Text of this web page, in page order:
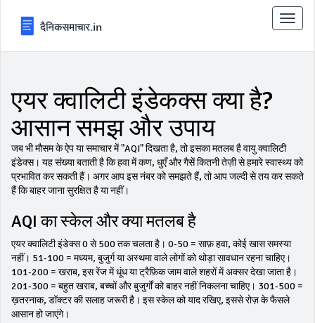
टॉगल
से
एयर क्वालिटी इंडेकक्स क्या है?
आसान समझ और उपाय
जब भी मौसम के ऐप या समाचार में "AQI" दिखता है, तो इसका मतलब है वायु क्वालिटी
इंडेक्स। यह संख्या बताती है कि हवा में कण, धुएँ और गैसें कितनी तेज़ी से हमारे स्वास्थ्य को
प्रभावित कर सकती हैं। अगर आप इस नंबर को समझते हैं, तो आप जल्दी से तय कर सकते
हैं कि बाहर जाना सुरक्षित है या नहीं।
AQI का स्केल और क्या मतलब है
एयर क्वालिटी इंडेक्स 0 से 500 तक चलता है। 0‑50 = साफ़ हवा, कोई खास समस्या
नहीं। 51‑100 = मध्यम, बुजुर्ग या अस्थमा वाले लोगों को थोड़ा सावधान रहना चाहिए।
101‑200 = खराब, इस रेंज में धूंध या ट्रैफ़िक जाम वाले शहरों में अक्सर देखा जाता है।
201‑300 = बहुत खराब, बच्चों और बुजुर्गों को बाहर नहीं निकलना चाहिए। 301‑500 =
ख़तरनाक, डॉक्टर की सलाह जरूरी है। इस स्केल को याद रखिए, इससे रोज़ के फैसले
आसान हो जाएंगे।